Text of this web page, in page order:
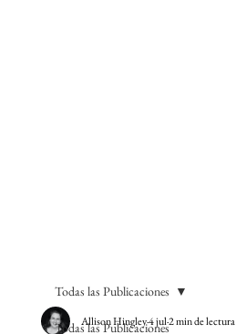
Todas las Publicaciones
Todas las Publicaciones
Allison Hingley4 jul2 min de lectura